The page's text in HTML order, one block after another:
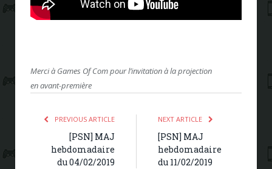
Merci à Games Of Com pour l’invitation à la projection
en avant-première
PREVIOUS ARTICLE
[PSN] MAJ
hebdomadaire
du 04/02/2019
NEXT ARTICLE
[PSN] MAJ
hebdomadaire
du 11/02/2019